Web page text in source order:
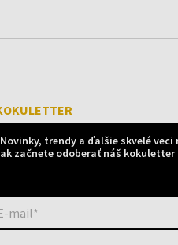
Novinky, trendy a ďalšie skvelé
ak začnete odoberať náš kokuletter
mail*